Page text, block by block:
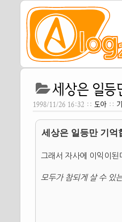
세상은 일등
1998/11/26 16:32 :: 도아 ::
세상은 일등만 기억
그래서 자사에 이익이
모두가 참되게 살 수 있